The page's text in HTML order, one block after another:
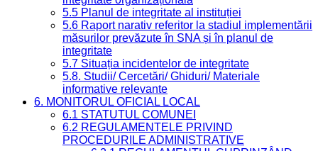
5.5 Planul de integritate al instituției
5.6 Raport narativ referitor la stadiul implementării
măsurilor prevăzute în SNA și în planul de
integritate
5.7 Situația incidentelor de integritate
5.8. Studii/ Cercetări/ Ghiduri/ Materiale
informative relevante
6. MONITORUL OFICIAL LOCAL
6.1 STATUTUL COMUNEI
6.2 REGULAMENTELE PRIVIND
PROCEDURILE ADMINISTRATIVE